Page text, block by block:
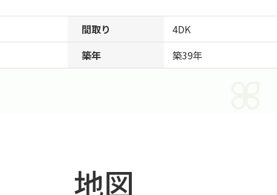
間取り
4DK
築年 築39年
地図